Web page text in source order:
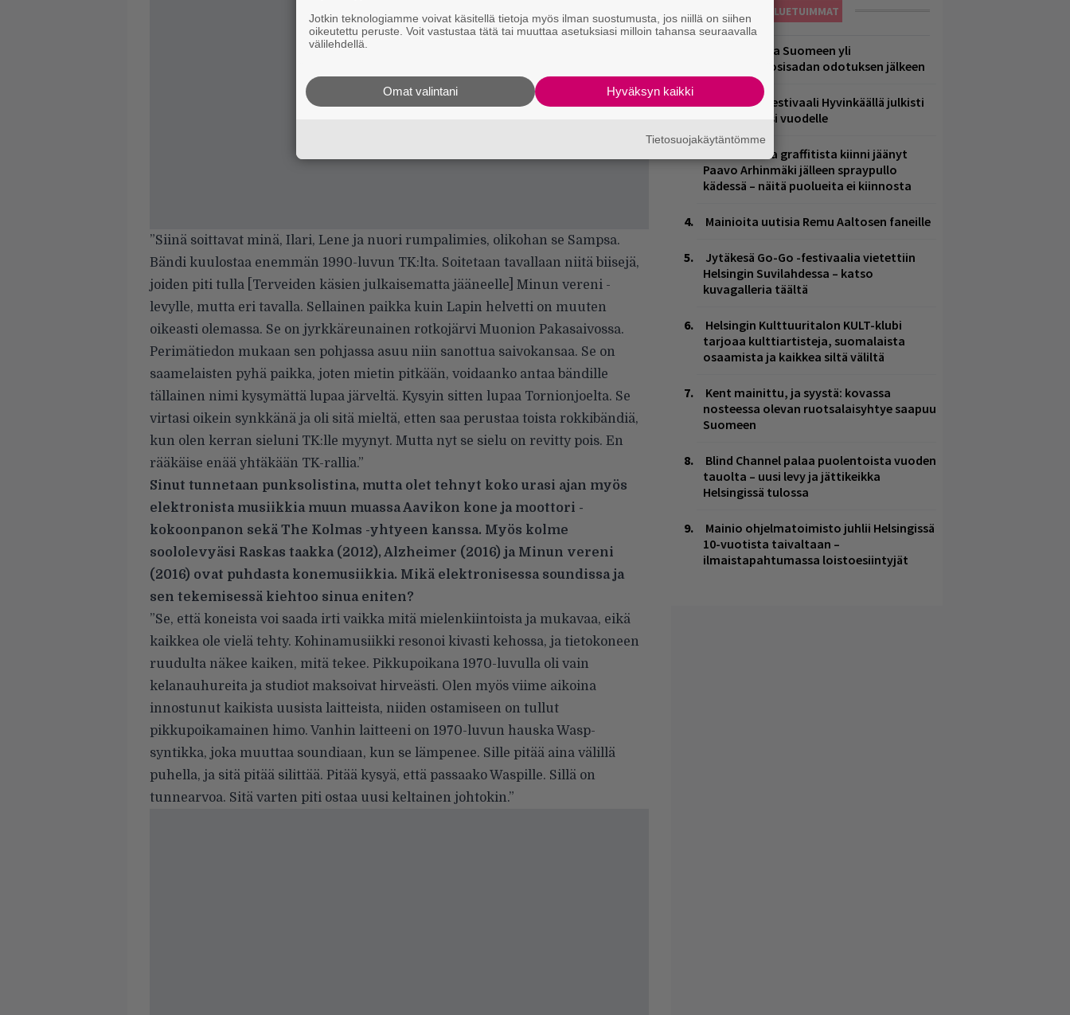
”Siinä soittavat minä, Ilari, Lene ja nuori rumpalimies, olikohan se Sampsa.
Bändi kuulostaa enemmän 1990-luvun TK:lta. Soitetaan tavallaan niitä biisejä,
joiden piti tulla [Terveiden käsien julkaisematta jääneelle] Minun vereni -
levylle, mutta eri tavalla. Sellainen paikka kuin Lapin helvetti on muuten
oikeasti olemassa. Se on jyrkkäreunainen rotkojärvi Muonion Pakasaivossa.
Perimätiedon mukaan sen pohjassa asuu niin sanottua saivokansaa. Se on
saamelaisten pyhä paikka, joten mietin pitkään, voidaanko antaa bändille
tällainen nimi kysymättä lupaa järveltä. Kysyin sitten lupaa Tornionjoelta. Se
virtasi oikein synkkänä ja oli sitä mieltä, etten saa perustaa toista rokkibändiä,
kun olen kerran sieluni TK:lle myynyt. Mutta nyt se sielu on revitty pois. En
rääkäise enää yhtäkään TK-rallia.”
Sinut tunnetaan punksolistina, mutta olet tehnyt koko urasi ajan myös
elektronista musiikkia muun muassa Aavikon kone ja moottori -
kokoonpanon sekä The Kolmas -yhtyeen kanssa. Myös kolme
soololevyäsi Raskas taakka (2012), Alzheimer (2016) ja Minun vereni
(2016) ovat puhdasta konemusiikkia. Mikä elektronisessa soundissa ja
sen tekemisessä kiehtoo sinua eniten?
”Se, että koneista voi saada irti vaikka mitä mielenkiintoista ja mukavaa, eikä
kaikkea ole vielä tehty. Kohinamusiikki resonoi kivasti kehossa, ja tietokoneen
ruudulta näkee kaiken, mitä tekee. Pikkupoikana 1970-luvulla oli vain
kelanauhureita ja studiot maksoivat hirveästi. Olen myös viime aikoina
innostunut kaikista uusista laitteista, niiden ostamiseen on tullut
pikkupoikamainen himo. Vanhin laitteeni on 1970-luvun hauska Wasp-
syntikka, joka muuttaa soundiaan, kun se lämpenee. Sille pitää aina välillä
puhella, ja sitä pitää silittää. Pitää kysyä, että passaako Waspille. Sillä on
tunnearvoa. Sitä varten piti ostaa uusi keltainen johtokin.”
LUETUIMMAT
Weezer palaa Suomeen yli
neljännesvuosisadan odotuksen jälkeen
Äärimetallifestivaali Hyvinkäällä julkisti
esiintyjiä ensi vuodelle
Laittomasta graffitista kiinni jäänyt
Paavo Arhinmäki jälleen spraypullo
kädessä – näitä puolueita ei kiinnosta
Mainioita uutisia Remu Aaltosen faneille
Jytäkesä Go-Go -festivaalia vietettiin
Helsingin Suvilahdessa – katso
kuvagalleria täältä
Helsingin Kulttuuritalon KULT-klubi
tarjoaa kulttiartisteja, suomalaista
osaamista ja kaikkea siltä väliltä
Kent mainittu, ja syystä: kovassa
nosteessa olevan ruotsalaisyhtye saapuu
Suomeen
Blind Channel palaa puolentoista vuoden
tauolta – uusi levy ja jättikeikka
Helsingissä tulossa
Mainio ohjelmatoimisto juhlii Helsingissä
10-vuotista taivaltaan –
ilmaistapahtumassa loistoesiintyjät
Jotkin teknologiamme voivat käsitellä tietoja myös ilman suostumusta, jos niillä on siihen
oikeutettu peruste. Voit vastustaa tätä tai muuttaa asetuksiasi milloin tahansa seuraavalla
välilehdellä.
Hyväksyn kaikki
Omat valintani
Tietosuojakäytäntömme